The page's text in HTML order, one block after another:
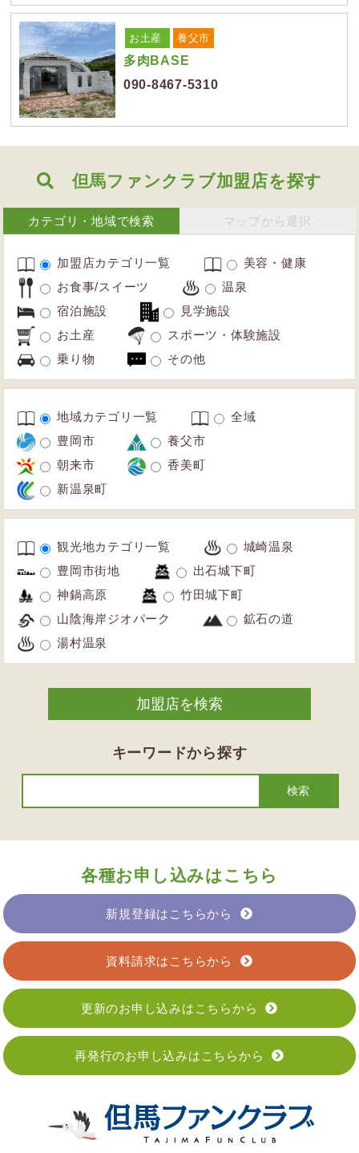
お土産 養父市
多肉BASE
090-8467-5310
但馬ファンクラブ加盟店を探す
カテゴリ・地域で検索 マップから選択
加盟店カテゴリ一覧
美容・健康
お食事/スイーツ
温泉
宿泊施設
見学施設
お土産
スポーツ・体験施設
乗り物
その他
地域カテゴリ一覧
全域
豊岡市
養父市
朝来市
香美町
新温泉町
観光地カテゴリ一覧
城崎温泉
豊岡市街地
出石城下町
神鍋高原
竹田城下町
山陰海岸ジオパーク
鉱石の道
湯村温泉
キーワードから探す
各種お申し込みはこちら
新規登録はこちらから
資料請求はこちらから
更新のお申し込みはこちらから
再発行のお申し込みはこちらから